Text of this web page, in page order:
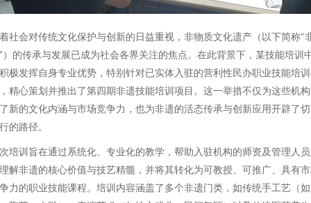
社会对传统文化保护与创新的日益重视，非物质文化遗产（以下简称“
）的传承与发展已成为社会各界关注的焦点。在此背景下，某技能培训
极发挥自身专业优势，特别针对已实体入驻的营利性民办职业技能培
精心策划并推出了第四期非遗技能培训项目。这一举措不仅为这些机
新的文化内涵与市场竞争力，也为非遗的活态传承与创新应用开辟了
的路径。
培训旨在通过系统化、专业化的教学，帮助入驻机构的师资及管理人
解非遗的核心价值与技艺精髓，并将其转化为可教授、可推广、具有
力的职业技能课程。培训内容涵盖了多个非遗门类，如传统手工艺（